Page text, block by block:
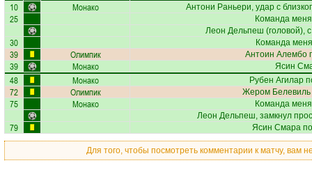
10 Монако Антони Раньери, удар с
25
Команда
Леон Дельпеш (головой),
30 Команда
39 Олимпик Антоин Алембо
39 Монако Ясин
48 Монако Рубен Агилар
72 Олимпик Жером Белевиль
75 Монако
Команда
Леон Дельпеш, замкнул
79 Ясин Смара
Для того, чтобы посмотреть комментарии к матчу, вам